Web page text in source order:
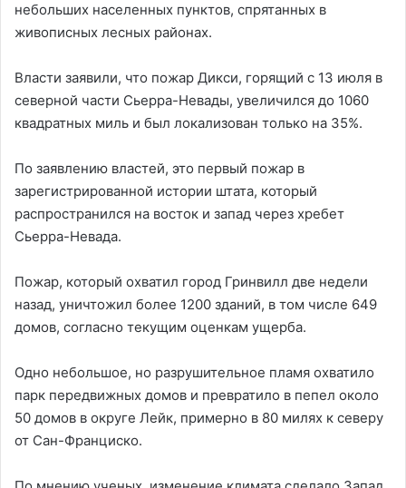
небольших населенных пунктов, спрятанных в
живописных лесных районах.
Власти заявили, что пожар Дикси, горящий с 13 июля в
северной части Сьерра-Невады, увеличился до 1060
квадратных миль и был локализован только на 35%.
По заявлению властей, это первый пожар в
зарегистрированной истории штата, который
распространился на восток и запад через хребет
Сьерра-Невада.
Пожар, который охватил город Гринвилл две недели
назад, уничтожил более 1200 зданий, в том числе 649
домов, согласно текущим оценкам ущерба.
Одно небольшое, но разрушительное пламя охватило
парк передвижных домов и превратило в пепел около
50 домов в округе Лейк, примерно в 80 милях к северу
от Сан-Франциско.